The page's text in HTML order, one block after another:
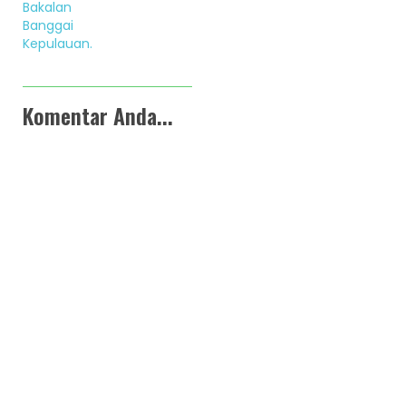
Bakalan
Banggai
Kepulauan.
Komentar Anda...